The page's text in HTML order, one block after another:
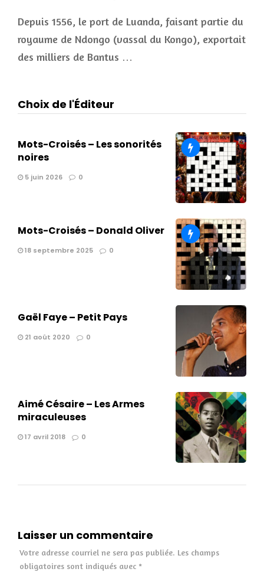
Depuis 1556, le port de Luanda, faisant partie du
royaume de Ndongo (vassal du Kongo), exportait
des milliers de Bantus …
Choix de l'Éditeur
Mots-Croisés – Les sonorités
noires
5 juin 2026 0
Mots-Croisés – Donald Oliver
18 septembre 2025 0
Gaël Faye – Petit Pays
21 août 2020 0
Aimé Césaire – Les Armes
miraculeuses
17 avril 2018 0
Laisser un commentaire
Votre adresse courriel ne sera pas publiée. Les champs
obligatoires sont indiqués avec *